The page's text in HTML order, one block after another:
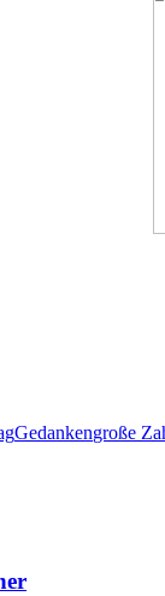
Gedankengroße